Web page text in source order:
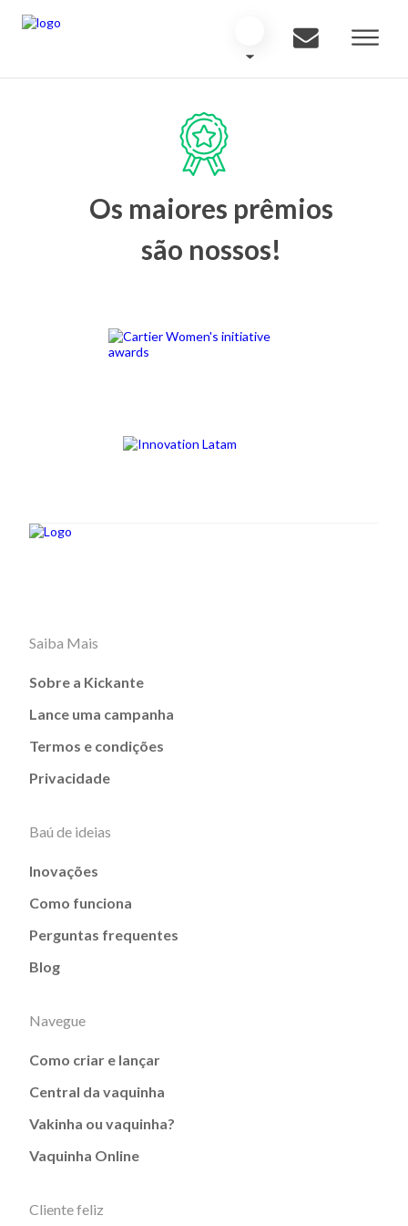
Os maiores prêmios
são nossos!
Saiba Mais
Sobre a Kickante
Lance uma campanha
Termos e condições
Privacidade
Baú de ideias
Inovações
Como funciona
Perguntas frequentes
Blog
Navegue
Como criar e lançar
Central da vaquinha
Vakinha ou vaquinha?
Vaquinha Online
Cliente feliz